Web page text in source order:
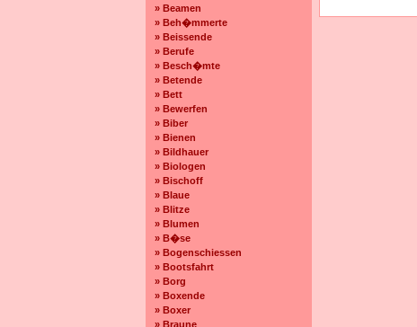
» Beamen
» Beh�mmerte
» Beissende
» Berufe
» Besch�mte
» Betende
» Bett
» Bewerfen
» Biber
» Bienen
» Bildhauer
» Biologen
» Bischoff
» Blaue
» Blitze
» Blumen
» B�se
» Bogenschiessen
» Bootsfahrt
» Borg
» Boxende
» Boxer
» Braune